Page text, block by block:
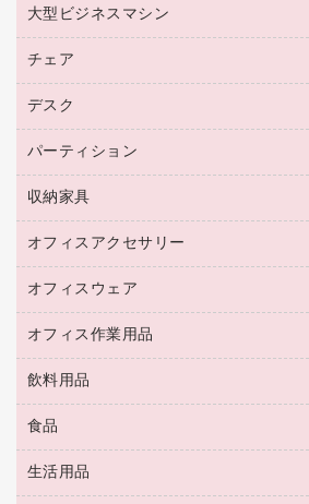
トナーカートリッジ
コピートナー
インクカートリッジ
プロッター用紙
ハガキ用紙
その他コピー用紙・プリンタ用紙
コピー用紙
インクジェットプリンタ用紙
マウス
パソコンバッグ／収納用品
ネットワーク／ＬＡＮ機器
ネットワーク／ＬＡＮアクセサリー
セキュリティ用品
スマートフォン／モバイル周辺機器
ＵＳＢハブ／ＵＳＢアクセサリー
ＯＡフィルター
ＯＡクリーナー／エアダスター
ＨＤＤ／ＳＳＤ
ディスプレイモニター
メモリーカード
プロジェクタ
ファクシミリ
デジタルカメラ
スキャナー
コピー機
インクジェットプリンタ／複合機
ブルーレイディスク
ＣＤ－ＲＷ
ＣＤ－Ｒ
メディア収納用品
大型ビジネスマシン
プリンタ
チェア
応接イス・ベンチ
オフィスチェア
デスク
ミーティングテーブル
デスク
カウンター
パーティション
ホワイトボード・黒板
収納家具
保管庫・書庫
ロッカー・下駄箱
その他収納
オフィスアクセサリー
オフィスアクセサリー
オフィスウェア
医療・介護・ワーキングウェア
ブラウス・シャツ
アウター
オフィス作業用品
養生用品
防災用備蓄食品・飲料
台車・脚立
飲料用品
緑茶飲料
茶葉・インスタント
紅茶・バラエティ飲料
食品
食品
生活用品